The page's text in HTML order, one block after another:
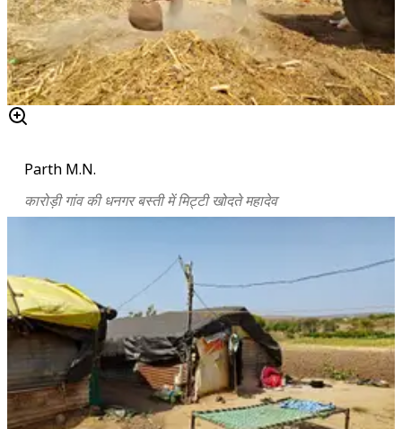
Parth M.N.
कारोड़ी गांव की धनगर बस्ती में मिट्टी खोदते महादेव